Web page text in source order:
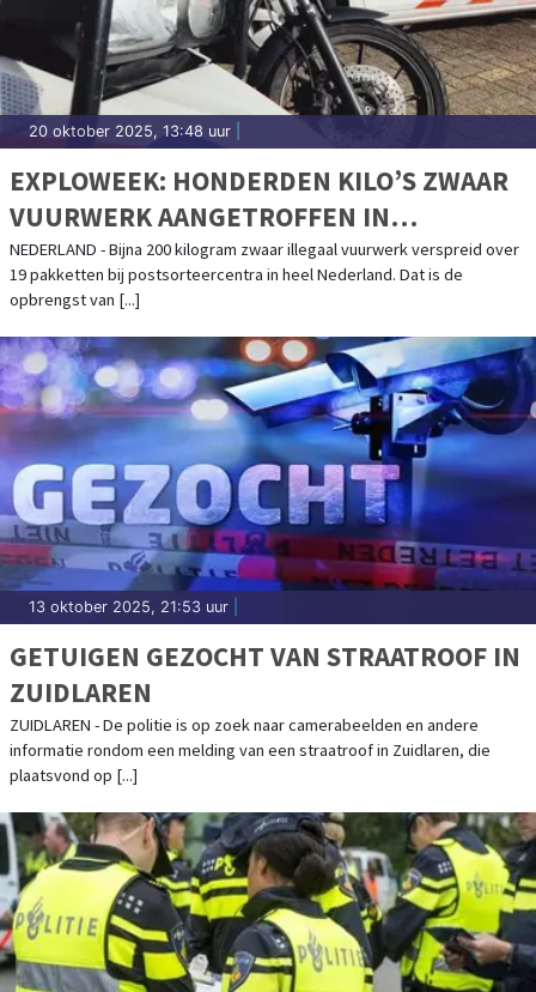
20 oktober 2025, 13:48 uur
EXPLOWEEK: HONDERDEN KILO’S ZWAAR
VUURWERK AANGETROFFEN IN
POSTPAKKETTEN
NEDERLAND - Bijna 200 kilogram zwaar illegaal vuurwerk verspreid over
19 pakketten bij postsorteercentra in heel Nederland. Dat is de
opbrengst van [...]
13 oktober 2025, 21:53 uur
GETUIGEN GEZOCHT VAN STRAATROOF IN
ZUIDLAREN
ZUIDLAREN - De politie is op zoek naar camerabeelden en andere
informatie rondom een melding van een straatroof in Zuidlaren, die
plaatsvond op [...]